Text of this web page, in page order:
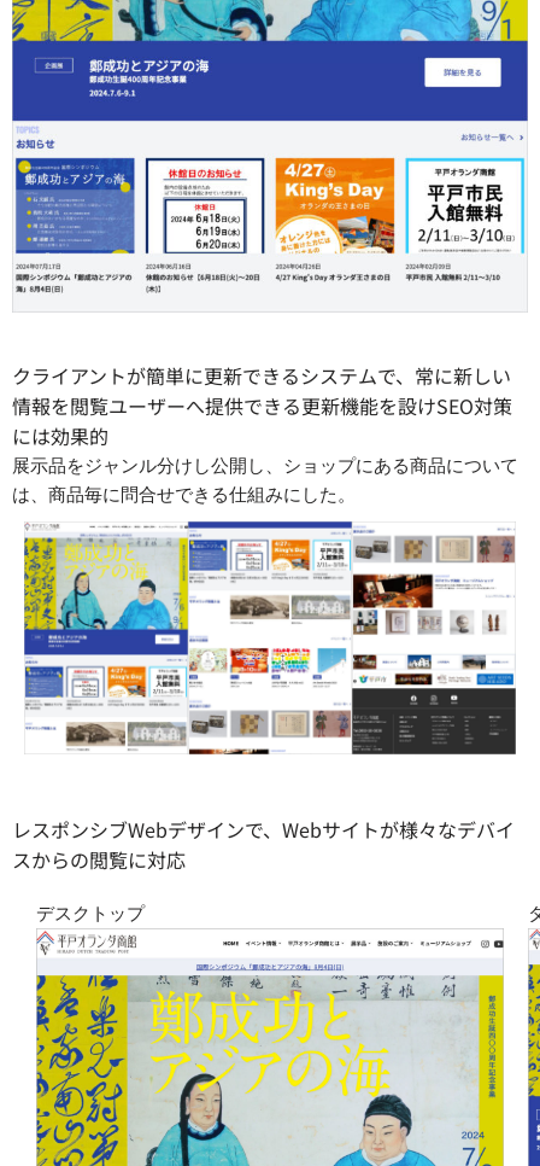
クライアントが簡単に更新できるシステムで、常に新しい
情報を閲覧ユーザーへ提供できる更新機能を設けSEO対策
には効果的
展示品をジャンル分けし公開し、ショップにある商品について
は、商品毎に問合せできる仕組みにした。
レスポンシブWebデザインで、Webサイトが様々なデバイ
スからの閲覧に対応
デスクトップ